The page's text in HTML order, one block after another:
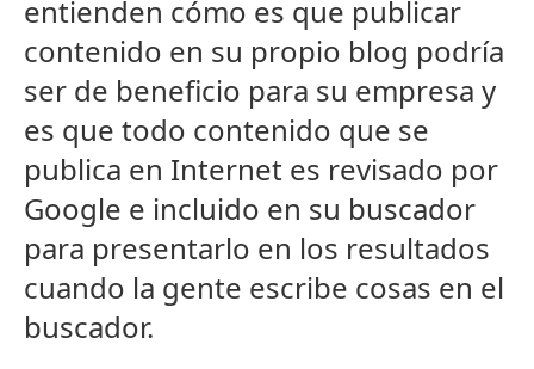
entienden cómo es que publicar
contenido en su propio blog podría
ser de beneficio para su empresa y
es que todo contenido que se
publica en Internet es revisado por
Google e incluido en su buscador
para presentarlo en los resultados
cuando la gente escribe cosas en el
buscador.